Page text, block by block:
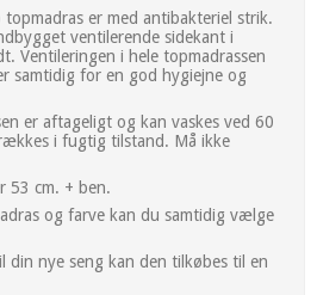
er med antibakteriel strik.
ventilerende sidekant i
Ventileringen i hele topmadrassen
samtidig for en god hygiejne og
er aftageligt og kan vaskes ved 60
i fugtig tilstand. Må ikke
53 cm. + ben.
og farve kan du samtidig vælge
din nye seng kan den tilkøbes til en